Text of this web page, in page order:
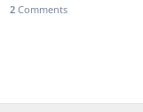
2Comments